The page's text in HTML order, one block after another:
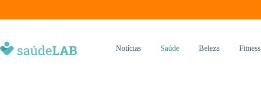
Notícias Saúde Beleza Fitness